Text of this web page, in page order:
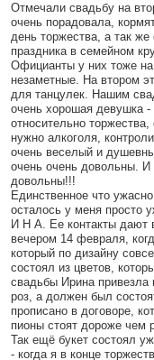
Отмечали свадьбу на
очень порадовала,
день торжества, а так
праздника в семейном
Официанты у них тоже
незаметные. На втором
для танцулек. Нашим
очень хорошая девушка
относительно
нужно алкоголя,
очень веселый и
очень очень довольны.
довольны!!!
Единственное что
осталось у меня просто
И Н А. Ее контакты дают
вечером 14 февраля,
который по дизайну
состоял из цветов,
свадьбы Ирина привезла
роз, а должен был
прописано в договоре,
пионы стоят дороже чем
Так ещё букет состоял
- когда я в конце